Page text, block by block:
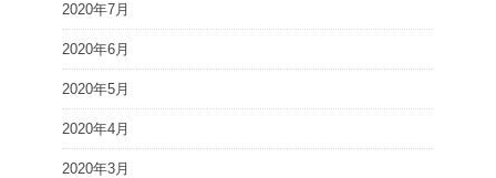
2020年7月
2020年6月
2020年5月
2020年4月
2020年3月